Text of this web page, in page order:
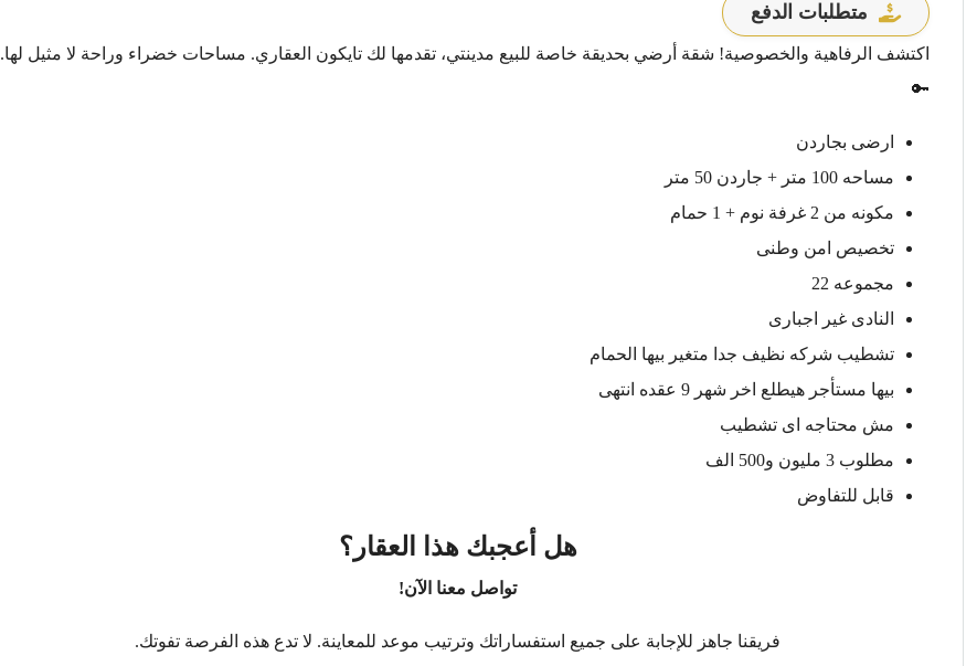
متطلبات الدفع
اكتشف الرفاهية والخصوصية! شقة أرضي بحديقة خاصة للبيع مدينتي، تقدمها لك تايكون العقاري. مساحات خضراء وراحة لا مثيل لها.
🔑
ارضى بجاردن
مساحه 100 متر + جاردن 50 متر
مكونه من 2 غرفة نوم + 1 حمام
تخصيص امن وطنى
مجموعه 22
النادى غير اجبارى
تشطيب شركه نظيف جدا متغير بيها الحمام
بيها مستأجر هيطلع اخر شهر 9 عقده انتهى
مش محتاجه اى تشطيب
مطلوب 3 مليون و500 الف
قابل للتفاوض
هل أعجبك هذا العقار؟
تواصل معنا الآن!
فريقنا جاهز للإجابة على جميع استفساراتك وترتيب موعد للمعاينة. لا تدع هذه الفرصة تفوتك.